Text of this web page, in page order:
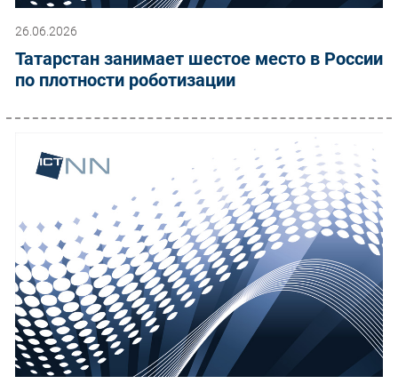
26.06.2026
Татарстан занимает шестое место в России
по плотности роботизации